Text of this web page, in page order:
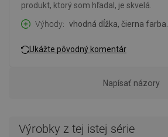
produkt, ktorý som hľadal, je skvelá.
Výhody
vhodná dĺžka, čierna farba.
Ukážte pôvodný komentár
Napísať názory
Výrobky z tej istej série